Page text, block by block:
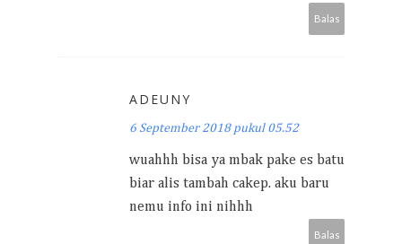
Balas
ADEUNY
6 September 2018 pukul 05.52
wuahhh bisa ya mbak pake es batu
biar alis tambah cakep. aku baru
nemu info ini nihhh
Balas